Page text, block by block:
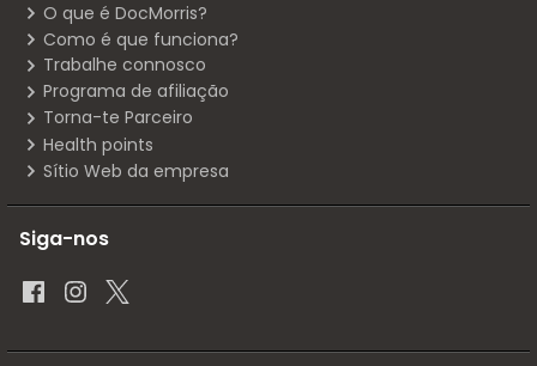
O que é DocMorris?
Como é que funciona?
Trabalhe connosco
Programa de afiliação
Torna-te Parceiro
Health points
Sítio Web da empresa
Siga-nos